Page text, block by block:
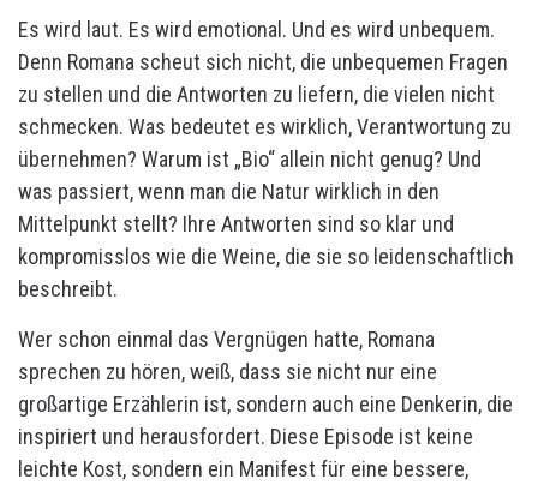
Es wird laut. Es wird emotional. Und es wird unbequem.
Denn Romana scheut sich nicht, die unbequemen Fragen
zu stellen und die Antworten zu liefern, die vielen nicht
schmecken. Was bedeutet es wirklich, Verantwortung zu
übernehmen? Warum ist „Bio“ allein nicht genug? Und
was passiert, wenn man die Natur wirklich in den
Mittelpunkt stellt? Ihre Antworten sind so klar und
kompromisslos wie die Weine, die sie so leidenschaftlich
beschreibt.
Wer schon einmal das Vergnügen hatte, Romana
sprechen zu hören, weiß, dass sie nicht nur eine
großartige Erzählerin ist, sondern auch eine Denkerin, die
inspiriert und herausfordert. Diese Episode ist keine
leichte Kost, sondern ein Manifest für eine bessere,